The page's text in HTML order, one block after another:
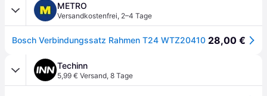
METRO
Versandkostenfrei, 2–4 Tage
Bosch Verbindungssatz Rahmen T24 WTZ20410 28,00 €
Techinn
5,99 € Versand, 8 Tage